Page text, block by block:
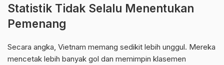
Statistik Tidak Selalu Menentukan
Pemenang
Secara angka, Vietnam memang sedikit lebih unggul. Mereka
mencetak lebih banyak gol dan memimpin klasemen